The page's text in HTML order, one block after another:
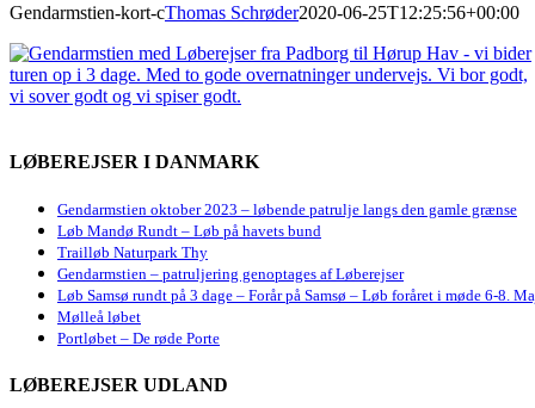
Gendarmstien-kort-cThomas Schrøder2020-06-25T12:25:56+00:00
LØBEREJSER I DANMARK
Gendarmstien oktober 2023 – løbende patrulje langs den gamle grænse
Løb Mandø Rundt – Løb på havets bund
Trailløb Naturpark Thy
Gendarmstien – patruljering genoptages af Løberejser
Løb Samsø rundt på 3 dage – Forår på Samsø – Løb foråret i møde 6-8.
Mølleå løbet
Portløbet – De røde Porte
LØBEREJSER UDLAND